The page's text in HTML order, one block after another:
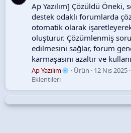
Ap Yazılım] Çözüldü Öneki,
destek odaklı forumlarda
otomatik olarak
oluşturur. Çözümlenmiş
edilmesini sağlar, forum
karmaşasını azaltır ve
Ap Yazılım Ürün 12 Nis 2025
Eklentileri